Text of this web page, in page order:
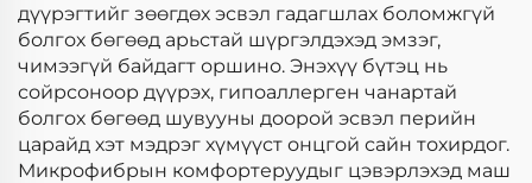
дүүрэгтийг зөөгдөх эсвэл гадагшлах боломжгүй
болгох бөгөөд арьстай шүргэлдэхэд эмзэг,
чимээгүй байдагт оршино. Энэхүү бүтэц нь
сойрсоноор дүүрэх, гипоаллерген чанартай
болгох бөгөөд шувууны доорой эсвэл перийн
царайд хэт мэдрэг хүмүүст онцгой сайн тохирдог.
Микрофибрын комфортеруудыг цэвэрлэхэд маш